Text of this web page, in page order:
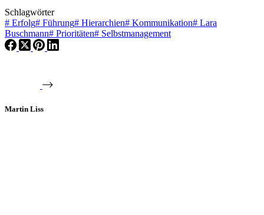
Schlagwörter
# Erfolg# Führung# Hierarchien# Kommunikation# Lara
Buschmann# Prioritäten# Selbstmanagement
Martin Liss